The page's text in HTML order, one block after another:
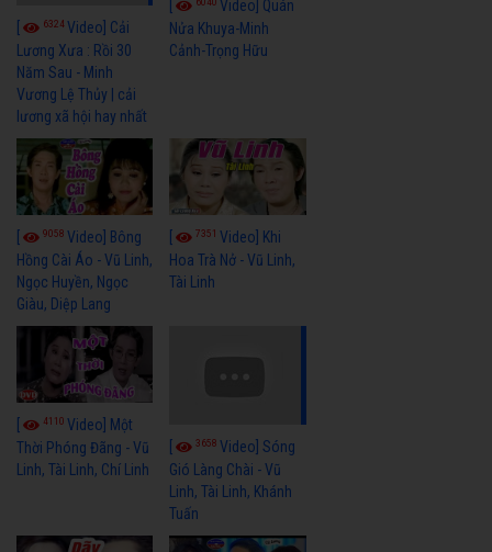
6324Video] Cải
Lương Xưa : Rồi 30
Năm Sau - Minh
Vương Lệ Thủy | cải
lương xã hội hay nhất
Video] Quán
Nửa Khuya-Minh
Cảnh-Trọng Hữu
9058 Video] Bông
Hồng Cài Áo - Vũ Linh,
Ngọc Huyền, Ngọc
Giàu, Diệp Lang
7351Video] Khi
Hoa Trà Nở - Vũ Linh,
Tài Linh
4110 Video] Một
Thời Phóng Đãng - Vũ
Linh, Tài Linh, Chí Linh
3658Video] Sóng
Gió Làng Chài - Vũ
Linh, Tài Linh, Khánh
Tuấn